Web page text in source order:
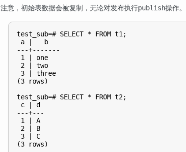
注意，初始表数据会被复制，无论对发布执行publish操作。
test_sub=# SELECT * FROM t1;
a |   b
---+-------
1 | one
2 | two
3 | three
(3 rows)
test_sub=# SELECT * FROM t2;
c | d
---+---
1 | A
2 | B
3 | C